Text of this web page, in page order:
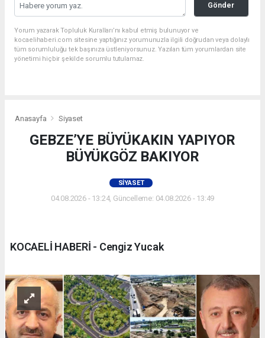
Gönder
Yorum yazarak Topluluk Kuralları’nı kabul etmiş bulunuyor ve
kocaelihaberi.com sitesine yaptığınız yorumunuzla ilgili doğrudan veya dolaylı
tüm sorumluluğu tek başınıza üstleniyorsunuz. Yazılan tüm yorumlardan site
yönetimi hiçbir şekilde sorumlu tutulamaz.
Anasayfa Siyaset
GEBZE’YE BÜYÜKAKIN YAPIYOR
BÜYÜKGÖZ BAKIYOR
SIYASET
04.08.2026 - 13:24, Güncelleme: 04.08.2026 - 13:49
KOCAELİ HABERİ - Cengiz Yucak